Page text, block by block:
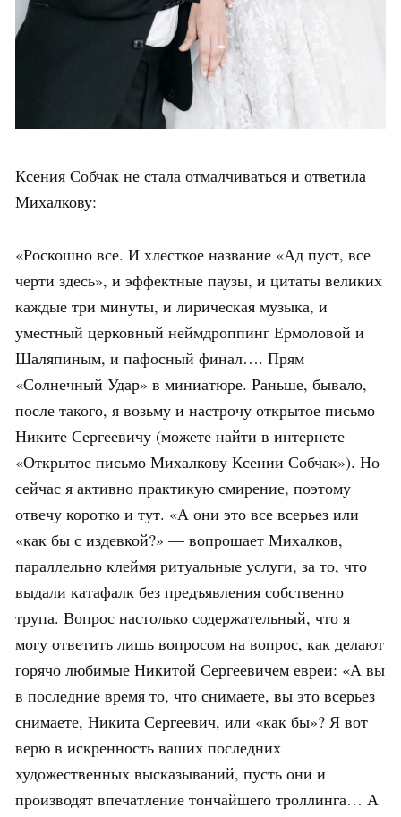
Ксения Собчак не стала отмалчиваться и ответила
Михалкову:
«Роскошно все. И хлесткое название «Ад пуст, все
черти здесь», и эффектные паузы, и цитаты великих
каждые три минуты, и лирическая музыка, и
уместный церковный неймдроппинг Ермоловой и
Шаляпиным, и пафосный финал…. Прям
«Солнечный Удар» в миниатюре. Раньше, бывало,
после такого, я возьму и настрочу открытое письмо
Никите Сергеевичу (можете найти в интернете
«Открытое письмо Михалкову Ксении Собчак»). Но
сейчас я активно практикую смирение, поэтому
отвечу коротко и тут. «А они это все всерьез или
«как бы с издевкой?» — вопрошает Михалков,
параллельно клеймя ритуальные услуги, за то, что
выдали катафалк без предъявления собственно
трупа. Вопрос настолько содержательный, что я
могу ответить лишь вопросом на вопрос, как делают
горячо любимые Никитой Сергеевичем евреи: «А вы
в последние время то, что снимаете, вы это всерьез
снимаете, Никита Сергеевич, или «как бы»? Я вот
верю в искренность ваших последних
художественных высказываний, пусть они и
производят впечатление тончайшего троллинга… А